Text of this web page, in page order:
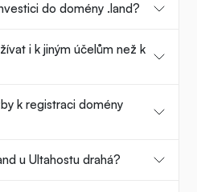
do domény .land?
i k jiným účelům než k
k registraci domény
u Ultahostu drahá?